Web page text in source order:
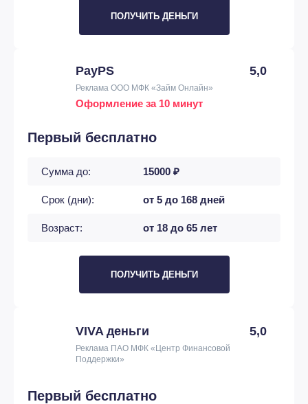
ПОЛУЧИТЬ ДЕНЬГИ
PayPS 5,0
Реклама ООО МФК «Займ Онлайн»
Оформление за 10 минут
Первый бесплатно
Сумма до: 15000 ₽
Срок (дни): от 5 до 168 дней
Возраст: от 18 до 65 лет
ПОЛУЧИТЬ ДЕНЬГИ
VIVA деньги 5,0
Реклама ПАО МФК «Центр Финансовой
Поддержки»
Первый бесплатно